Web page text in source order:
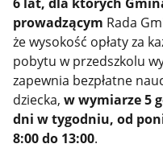
prowadzącym Rada
że wysokość opłaty za
pobytu w przedszkolu
zapewnia bezpłatne
dziecka, w wymiarze 5
dni w tygodniu, od
8:00 do 13:00.